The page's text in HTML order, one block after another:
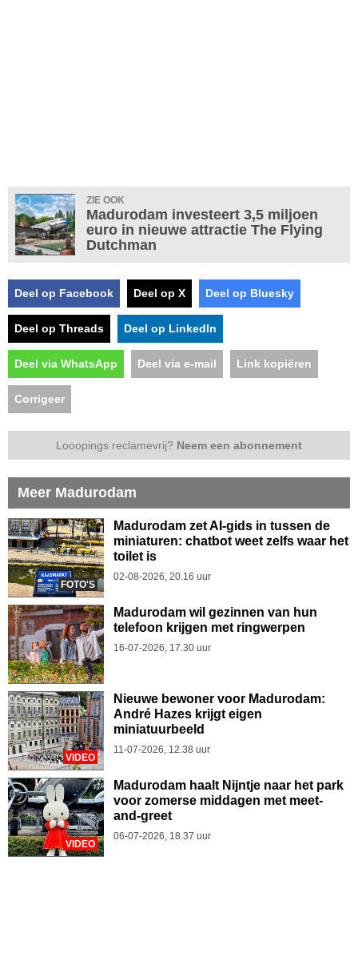
ZIE OOK
Madurodam investeert 3,5 miljoen
euro in nieuwe attractie The Flying
Dutchman
Deel op Facebook Deel op X Deel op Bluesky
Deel op Threads Deel op LinkedIn
Deel via WhatsApp Deel via e-mail Link kopiëren
Corrigeer
Looopings reclamevrij? Neem een abonnement
Meer Madurodam
FOTO'S
Madurodam zet AI-gids in tussen de
miniaturen: chatbot weet zelfs waar het
toilet is
02-08-2026, 20.16 uur
Madurodam wil gezinnen van hun
telefoon krijgen met ringwerpen
16-07-2026, 17.30 uur
VIDEO
Nieuwe bewoner voor Madurodam:
André Hazes krijgt eigen
miniatuurbeeld
11-07-2026, 12.38 uur
VIDEO
Madurodam haalt Nijntje naar het park
voor zomerse middagen met meet-
and-greet
06-07-2026, 18.37 uur